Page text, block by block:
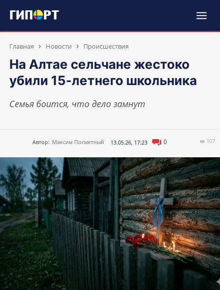
Главная Новости Происшествия
На Алтае сельчане жестоко
убили 15-летнего школьника
Семья боится, что дело замнут
Автор: Максим Посметный 13.05.26, 17:23 0 107